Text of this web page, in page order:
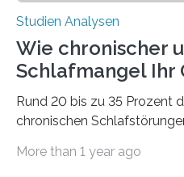
Studien Analysen
Wie chronischer
Schlafmangel Ihr
Rund 20 bis zu 35 Prozent
chronischen
Erwachsene kennt zudem
More than 1 year ago